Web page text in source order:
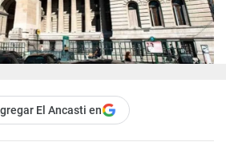
El Ancasti en